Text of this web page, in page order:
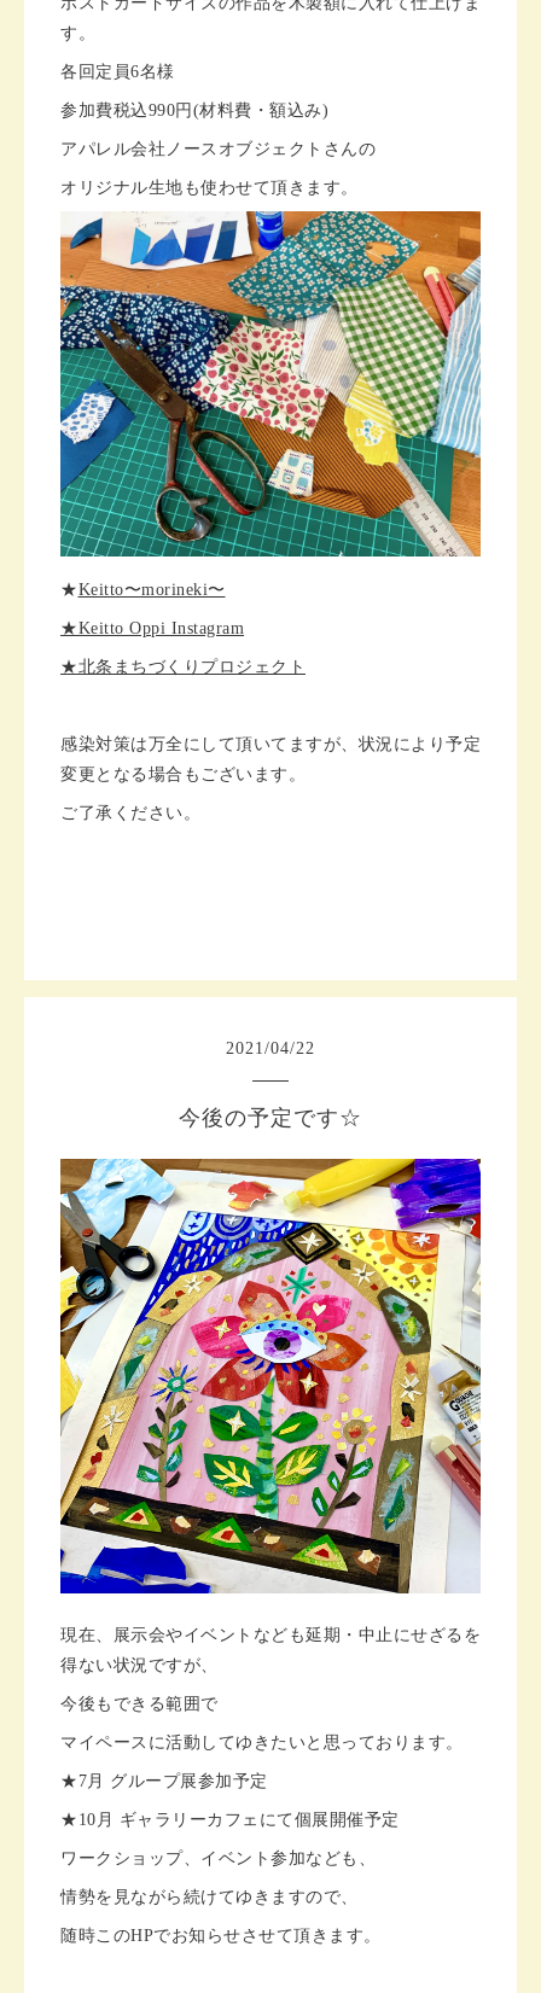
す。
各回定員6名様
参加費税込990円(材料費・額込み)
アパレル会社ノースオブジェクトさんの
オリジナル生地も使わせて頂きます。
★Keitto〜morineki〜
★Keitto Oppi Instagram
★北条まちづくりプロジェクト
感染対策は万全にして頂いてますが、 状況により予定
変更となる場合もございます。
ご了承ください。
2021 /04/22
今後の予定です☆
現在、展示会やイベントなども延期・中止にせざるを
得ない状況ですが、
今後もできる範囲で
マイペースに活動してゆきたいと思っております。
★7月 グループ展参加予定
★10月 ギャラリーカフェにて個展開催予定
ワークショップ、イベント参加なども、
情勢を見ながら続けてゆきますので、
随時このHPでお知らせさせて頂きます。